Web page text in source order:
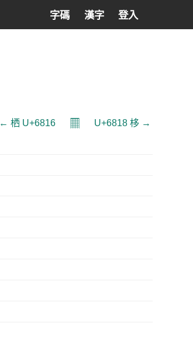
字碼 漢字 登入
← 栖 U+6816 𝄜 U+6818 栘 →